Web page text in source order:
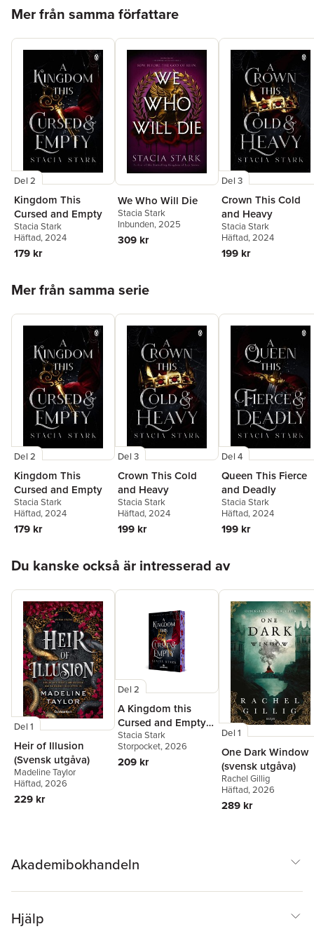
Mer från samma författare
Del 2
Kingdom This
Cursed and Empty
Stacia Stark
Häftad, 2024
179 kr
We Who Will Die
Stacia Stark
Inbunden, 2025
309 kr
Del 3
Crown This Cold
and Heavy
Stacia Stark
Häftad, 2024
199 kr
Mer från samma serie
Del 2
Kingdom This
Cursed and Empty
Stacia Stark
Häftad, 2024
179 kr
Del 3
Crown This Cold
and Heavy
Stacia Stark
Häftad, 2024
199 kr
Del 4
Queen This Fierce
and Deadly
Stacia Stark
Häftad, 2024
199 kr
Du kanske också är intresserad av
Del 1
Heir of Illusion
(Svensk utgåva)
Madeline Taylor
Häftad, 2026
229 kr
Del 2
A Kingdom this
Cursed and Empty
(svensk utgåva)
Stacia Stark
Storpocket, 2026
209 kr
Del 1
One Dark Window
(svensk utgåva)
Rachel Gillig
Häftad, 2026
289 kr
Akademibokhandeln
Hjälp